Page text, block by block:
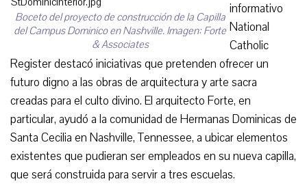
Boceto del proyecto de construcción de la Capilla
del Campus Dominico en Nashville. Imagen: Forte
& Associates
informativo
National
Catholic
Register destacó iniciativas que pretenden ofrecer un
futuro digno a las obras de arquitectura y arte sacra
creadas para el culto divino. El arquitecto Forte, en
particular, ayudó a la comunidad de Hermanas Dominicas de
Santa Cecilia en Nashville, Tennessee, a ubicar elementos
existentes que pudieran ser empleados en su nueva capilla,
que será construida para servir a tres escuelas.